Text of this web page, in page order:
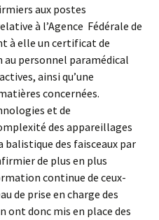
aux postes
à l’Agence Fédérale de
à elle un certificat de
personnel paramédical
ainsi qu’une
concernées.
et de
des appareillages
des faisceaux par
de plus en plus
continue de ceux-
de prise en charge des
ont donc mis en place des